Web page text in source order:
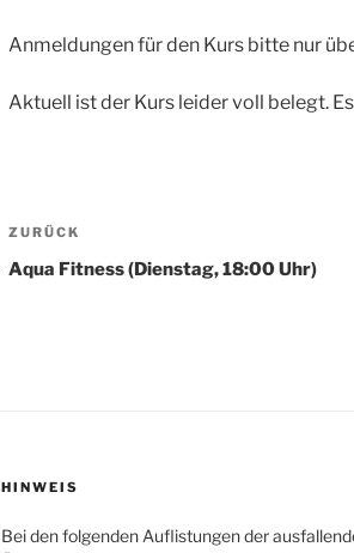
Anmeldungen für den Kurs bitte nur
Aktuell ist der Kurs leider voll belegt.
Beitragsnavigation
Vorheriger
Beitrag
ZURÜCK
Aqua Fitness (Dienstag, 18:00 Uhr)
HINWEIS
Bei den folgenden Auflistungen der